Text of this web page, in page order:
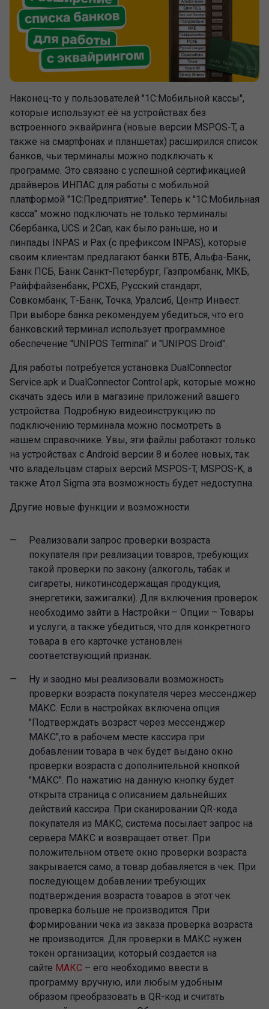
Наконец-то у пользователей "1С:Мобильной кассы",
которые используют её на устройствах без
встроенного эквайринга (новые версии MSPOS-T, а
также на смартфонах и планшетах) расширился список
банков, чьи терминалы можно подключать к
программе. Это связано с успешной сертификацией
драйверов ИНПАС для работы с мобильной
платформой "1С:Предприятие". Теперь к "1С:Мобильная
касса" можно подключать не только терминалы
Сбербанка, UCS и 2Can, как было раньше, но и
пинпады INPAS и Pax (с префиксом INPAS), которые
своим клиентам предлагают банки ВТБ, Альфа-Банк,
Банк ПСБ, Банк Санкт-Петербург, Газпромбанк, МКБ,
Райффайзенбанк, РСХБ, Русский стандарт,
Совкомбанк, Т-Банк, Точка, Уралсиб, Центр Инвест.
При выборе банка рекомендуем убедиться, что его
банковский терминал использует программное
обеспечение "UNIPOS Terminal" и "UNIPOS Droid".
Для работы потребуется установка DualConnector
Service.apk и DualConnector Control.apk, которые можно
скачать здесь или в магазине приложений вашего
устройства. Подробную видеоинструкцию по
подключению терминала можно посмотреть в
нашем справочнике. Увы, эти файлы работают только
на устройствах с Android версии 8 и более новых, так
что владельцам старых версий MSPOS-T, MSPOS-K, а
также Атол Sigma эта возможность будет недоступна.
Другие новые функции и возможности
Реализовали запрос проверки возраста
покупателя при реализации товаров, требующих
такой проверки по закону (алкоголь, табак и
сигареты, никотинсодержащая продукция,
энергетики, зажигалки). Для включения проверок
необходимо зайти в Настройки – Опции – Товары
и услуги, а также убедиться, что для конкретного
товара в его карточке установлен
соответствующий признак.
Ну и заодно мы реализовали возможность
проверки возраста покупателя через мессенджер
МАКС. Если в настройках включена опция
"Подтверждать возраст через мессенджер
МАКС",то в рабочем месте кассира при
добавлении товара в чек будет выдано окно
проверки возраста с дополнительной кнопкой
"МАКС". По нажатию на данную кнопку будет
открыта страница с описанием дальнейших
действий кассира. При сканировании QR-кода
покупателя из МАКС, система посылает запрос на
сервера МАКС и возвращает ответ. При
положительном ответе окно проверки возраста
закрывается само, а товар добавляется в чек. При
последующем добавлении требующих
подтверждения возраста товаров в этот чек
проверка больше не производится. При
формировании чека из заказа проверка возраста
не производится. Для проверки в МАКС нужен
токен организации, который создается на
сайте МАКС – его необходимо ввести в
программу вручную, или любым удобным
образом преобразовать в QR-код и считать